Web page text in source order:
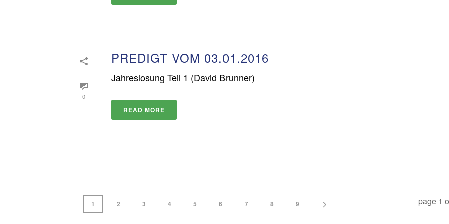
0
PREDIGT VOM 03.01.2016
Jahreslosung Teil 1 (David Brunner)
READ MORE
1 2 3 4 5 6 7 8 9 page 1